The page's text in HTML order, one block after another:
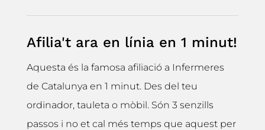
Afilia't ara en línia en 1 minut!
Aquesta és la famosa afiliació a Infermeres
de Catalunya en 1 minut. Des del teu
ordinador, tauleta o mòbil. Són 3 senzills
passos i no et cal més temps que aquest per